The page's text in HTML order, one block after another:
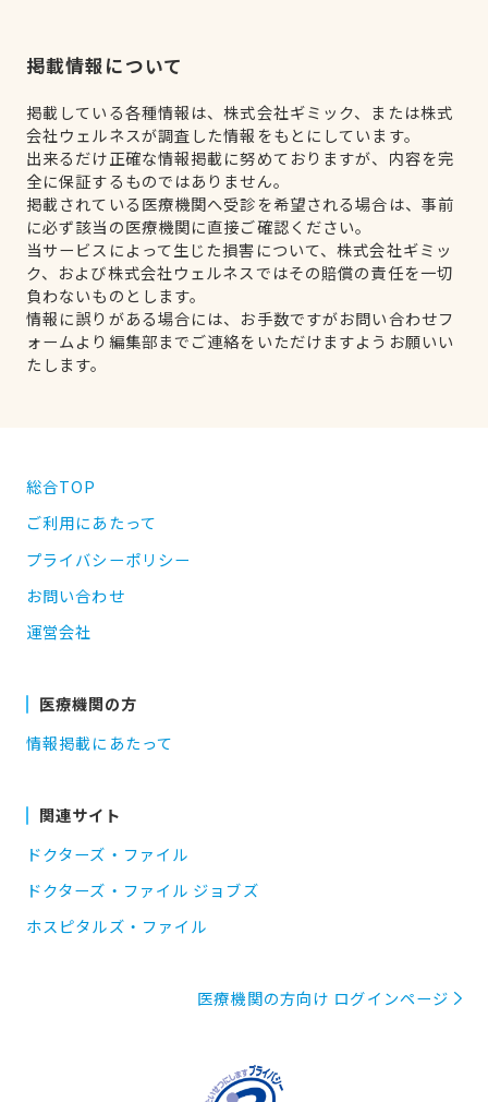
掲載情報について
掲載している各種情報は、株式会社ギミック、または株式
会社ウェルネスが調査した情報をもとにしています。
出来るだけ正確な情報掲載に努めておりますが、内容を完
全に保証するものではありません。
掲載されている医療機関へ受診を希望される場合は、事前
に必ず該当の医療機関に直接ご確認ください。
当サービスによって生じた損害について、株式会社ギミッ
ク、および株式会社ウェルネスではその賠償の責任を一切
負わないものとします。
情報に誤りがある場合には、お手数ですがお問い合わせフ
ォームより編集部までご連絡をいただけますようお願いい
たします。
総合TOP
ご利用にあたって
プライバシーポリシー
お問い合わせ
運営会社
医療機関の方
情報掲載にあたって
関連サイト
ドクターズ・ファイル
ドクターズ・ファイル ジョブズ
ホスピタルズ・ファイル
医療機関の方向け ログインページ